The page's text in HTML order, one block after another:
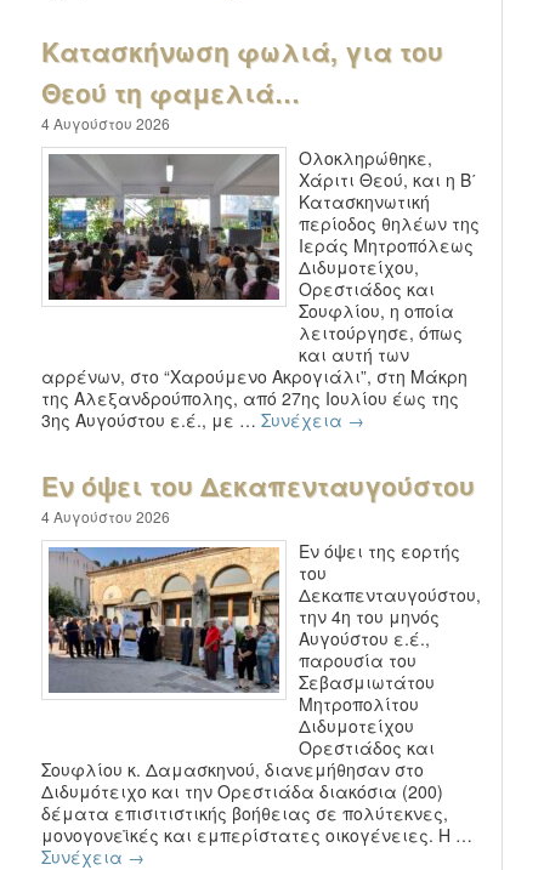
Κατασκήνωση φωλιά, για του
Θεού τη φαμελιά…
4 Αυγούστου 2026
Ολοκληρώθηκε,
Χάριτι Θεού, και η Β΄
Κατασκηνωτική
περίοδος θηλέων της
Ιεράς Μητροπόλεως
Διδυμοτείχου,
Ορεστιάδος και
Σουφλίου, η οποία
λειτούργησε, όπως
και αυτή των
αρρένων, στο “Χαρούμενο Ακρογιάλι”, στη Μάκρη
της Αλεξανδρούπολης, από 27ης Ιουλίου έως της
3ης Αυγούστου ε.έ., με …Συνέχεια →
Εν όψει του Δεκαπενταυγούστου
4 Αυγούστου 2026
Εν όψει της εορτής
του
Δεκαπενταυγούστου,
την 4η του μηνός
Αυγούστου ε.έ.,
παρουσία του
Σεβασμιωτάτου
Μητροπολίτου
Διδυμοτείχου
Ορεστιάδος και
Σουφλίου κ. Δαμασκηνού, διανεμήθησαν στο
Διδυμότειχο και την Ορεστιάδα διακόσια (200)
δέματα επισιτιστικής βοήθειας σε πολύτεκνες,
μονογονεϊκές και εμπερίστατες οικογένειες. Η …
Συνέχεια →